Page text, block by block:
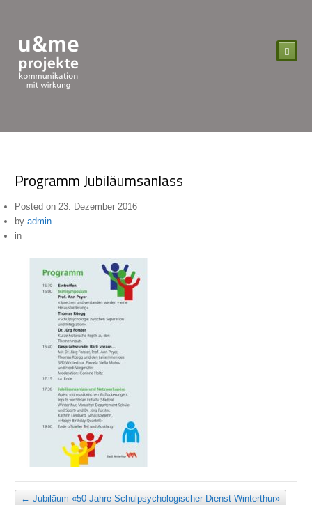
Programm Jubiläumsanlass
Posted on 23. Dezember 2016
by admin
in
← Jubiläum «50 Jahre Schulpsychologischer Dienst Winterthur»